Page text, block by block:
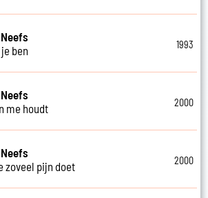
ben
1993
me houdt
2000
zoveel pijn doet
2000